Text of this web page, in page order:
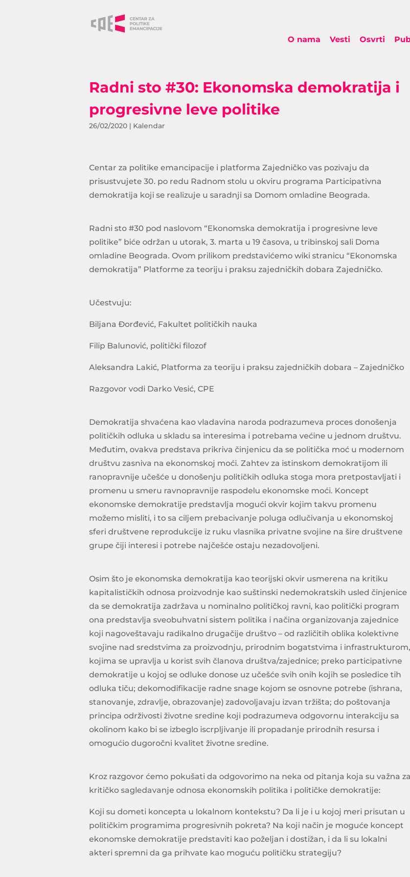
O nama Vesti Osvrti
Radni sto #30: Ekonomska demokratija i
progresivne leve politike
26/02/2020 | Kalendar
Centar za politike emancipacije i platforma Zajedničko vas pozivaju da
prisustvujete 30. po redu Radnom stolu u okviru programa Participativna
demokratija koji se realizuje u saradnji sa Domom omladine Beograda.
Radni sto #30 pod naslovom “Ekonomska demokratija i progresivne leve
politike” biće održan u utorak, 3. marta u 19 časova, u tribinskoj sali Doma
omladine Beograda. Ovom prilikom predstavićemo wiki stranicu “Ekonomska
demokratija” Platforme za teoriju i praksu zajedničkih dobara Zajedničko.
Učestvuju:
Biljana Đorđević, Fakultet političkih nauka
Filip Balunović, politički filozof
Aleksandra Lakić, Platforma za teoriju i praksu zajedničkih dobara – Zajedničko
Razgovor vodi Darko Vesić, CPE
Demokratija shvaćena kao vladavina naroda podrazumeva proces donošenja
političkih odluka u skladu sa interesima i potrebama većine u jednom društvu.
Međutim, ovakva predstava prikriva činjenicu da se politička moć u modernom
društvu zasniva na ekonomskoj moći. Zahtev za istinskom demokratijom ili
ranopravnije učešće u donošenju političkih odluka stoga mora pretpostavljati i
promenu u smeru ravnopravnije raspodelu ekonomske moći. Koncept
ekonomske demokratije predstavlja mogući okvir kojim takvu promenu
možemo misliti, i to sa ciljem prebacivanje poluga odlučivanja u ekonomskoj
sferi društvene reprodukcije iz ruku vlasnika privatne svojine na šire društvene
grupe čiji interesi i potrebe najčešće ostaju nezadovoljeni.
Osim što je ekonomska demokratija kao teorijski okvir usmerena na kritiku
kapitalističkih odnosa proizvodnje kao suštinski nedemokratskih usled činjenice
da se demokratija zadržava u nominalno političkoj ravni, kao politički program
ona predstavlja sveobuhvatni sistem politika i načina organizovanja zajednice
koji nagoveštavaju radikalno drugačije društvo – od različitih oblika kolektivne
svojine nad sredstvima za proizvodnju, prirodnim bogatstvima i infrastrukturom,
kojima se upravlja u korist svih članova društva/zajednice; preko participativne
demokratije u kojoj se odluke donose uz učešće svih onih kojih se posledice tih
odluka tiču; dekomodifikacije radne snage kojom se osnovne potrebe (ishrana,
stanovanje, zdravlje, obrazovanje) zadovoljavaju izvan tržišta; do poštovanja
principa održivosti životne sredine koji podrazumeva odgovornu interakciju sa
okolinom kako bi se izbeglo iscrpljivanje ili propadanje prirodnih resursa i
omogućio dugoročni kvalitet životne sredine.
Kroz razgovor ćemo pokušati da odgovorimo na neka od pitanja koja su važna za
kritičko sagledavanje odnosa ekonomskih politika i političke demokratije:
Koji su dometi koncepta u lokalnom kontekstu? Da li je i u kojoj meri prisutan u
političkim programima progresivnih pokreta? Na koji način je moguće koncept
ekonomske demokratije predstaviti kao poželjan i dostižan, i da li su lokalni
akteri spremni da ga prihvate kao moguću političku strategiju?